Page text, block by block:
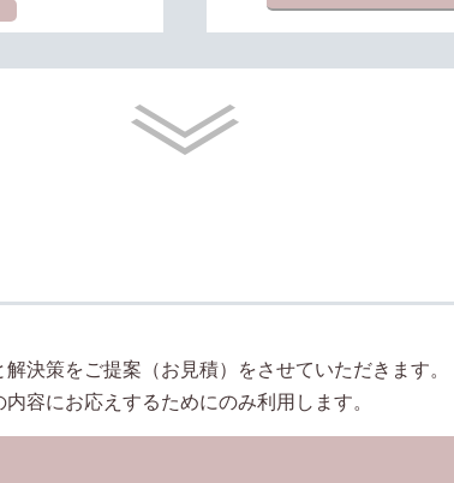
決策をご提案（お見積）をさせていただきます。
容にお応えするためにのみ利用します。